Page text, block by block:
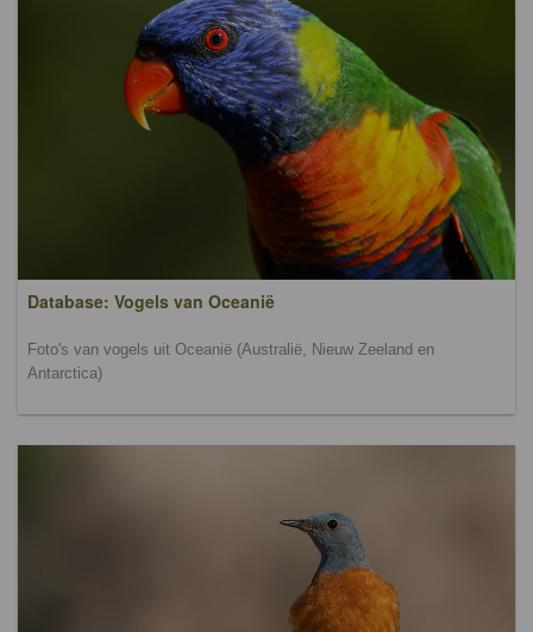
Database: Vogels van Oceanië
Foto's van vogels uit Oceanië (Australië, Nieuw Zeeland en
Antarctica)